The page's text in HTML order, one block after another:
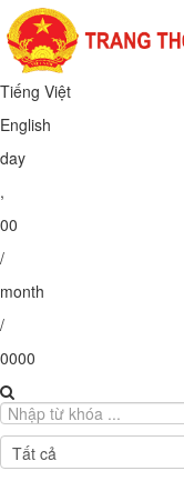
Tiếng Việt
English
day
,
00
/
month
/
0000